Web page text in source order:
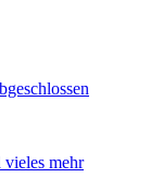
vieles mehr